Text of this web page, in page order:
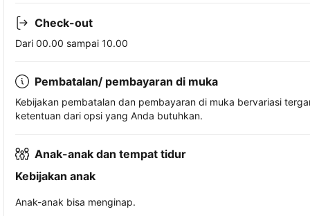
Check-out
Dari 00.00 sampai 10.00
Pembatalan/ pembayaran di muka
Kebijakan pembatalan dan pembayaran di muka bervariasi
ketentuan dari opsi yang Anda butuhkan.
Anak-anak dan tempat tidur
Kebijakan anak
Anak-anak bisa menginap.